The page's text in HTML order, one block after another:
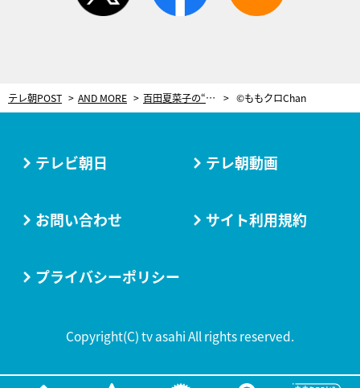
テレ朝POST AND MORE 百田夏菜子の“本気”にメンバー騒然！高城れにが「すごいじゃん」と言う奇跡の勝利 ©ももクロChan
テレビ朝日 テレ朝動画
お問い合わせ サイト利用規約
プライバシーポリシー
Copyright(C) tv asahi All rights reserved.